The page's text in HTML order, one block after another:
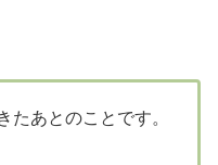
たあとのことです。